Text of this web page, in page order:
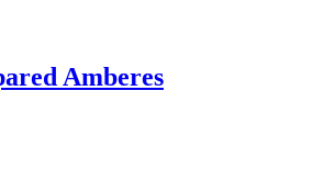
Amberes